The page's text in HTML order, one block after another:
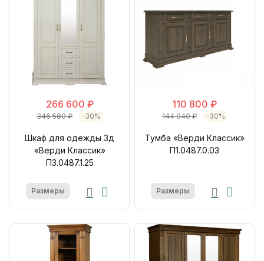
266 600 ₽
346 580 ₽ -30%
Шкаф для одежды 3д
«Верди Классик»
П3.0487.1.25
Размеры
110 800 ₽
144 040 ₽ -30%
Тумба «Верди Классик»
П1.0487.0.03
Размеры